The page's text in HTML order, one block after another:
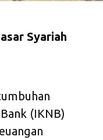
Syariah
(IKNB)